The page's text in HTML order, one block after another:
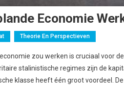
Economie
Theorie En Perspectieven
zou werken is cruciaal voor
stalinistische regimes zijn de
klasse heeft één groot voordeel.